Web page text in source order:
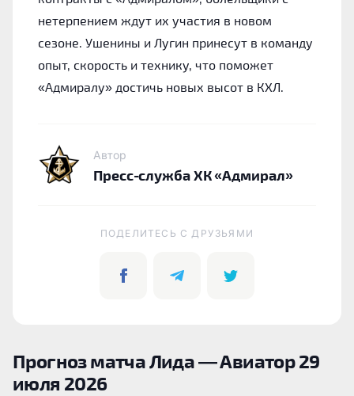
нетерпением ждут их участия в новом
сезоне. Ушенины и Лугин принесут в команду
опыт, скорость и технику, что поможет
«Адмиралу» достичь новых высот в КХЛ.
Автор
Пресс-служба ХК «Адмирал»
ПОДЕЛИТЕСЬ C ДРУЗЬЯМИ
Прогноз матча Лида — Авиатор 29
июля 2026